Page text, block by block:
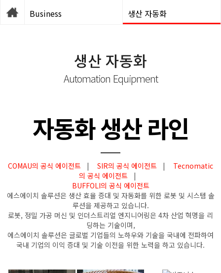
Business 생산 자동화
생산 자동화
Automation Equipment
자동화 생산 라인
COMAU의 공식 에이전트 | SIR의 공식 에이전트 | Tecnomatic
의 공식 에이전트 |
BUFFOLI의 공식 에이전트
에스에이치 솔루션은 생산 효율 증대 및 자동화를 위한 로봇 및 시스템 솔
루션을 제공하고 있습니다.
로봇, 정밀 가공 머신 및 인더스트리얼 엔지니어링은 4차 산업 혁명을 리
딩하는 기술이며,
에스에이치 솔루션은 글로벌 기업들의 노하우와 기술을 국내에 전파하여
국내 기업의 이익 증대 및 기술 이전을 위한 노력을 하고 있습니다.